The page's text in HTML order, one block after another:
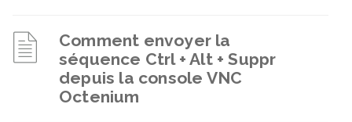
Comment envoyer la
séquence Ctrl + Alt + Suppr
depuis la console VNC
Octenium